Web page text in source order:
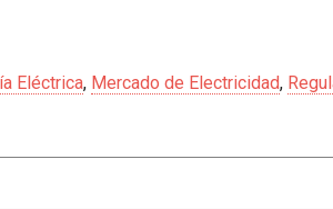
Eléctrica, Mercado de Electricidad,